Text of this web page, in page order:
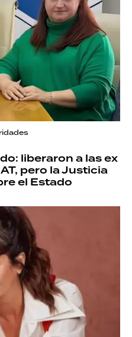
liberaron a las ex
pero la Justicia
el Estado